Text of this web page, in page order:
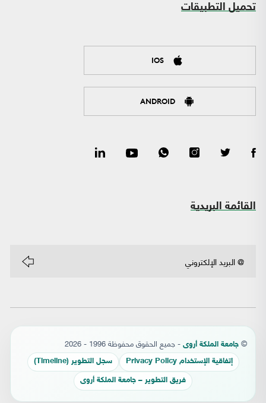
تحميل التطبيقات
IOS
ANDROID
القائمة البريدية
© جامعة الملكة أروى - جميع الحقوق محفوظة 1996 - 2026
إتفاقية الإستخدام Privacy Policy سجل التطوير (Timeline)
فريق التطوير – جامعة الملكة أروى